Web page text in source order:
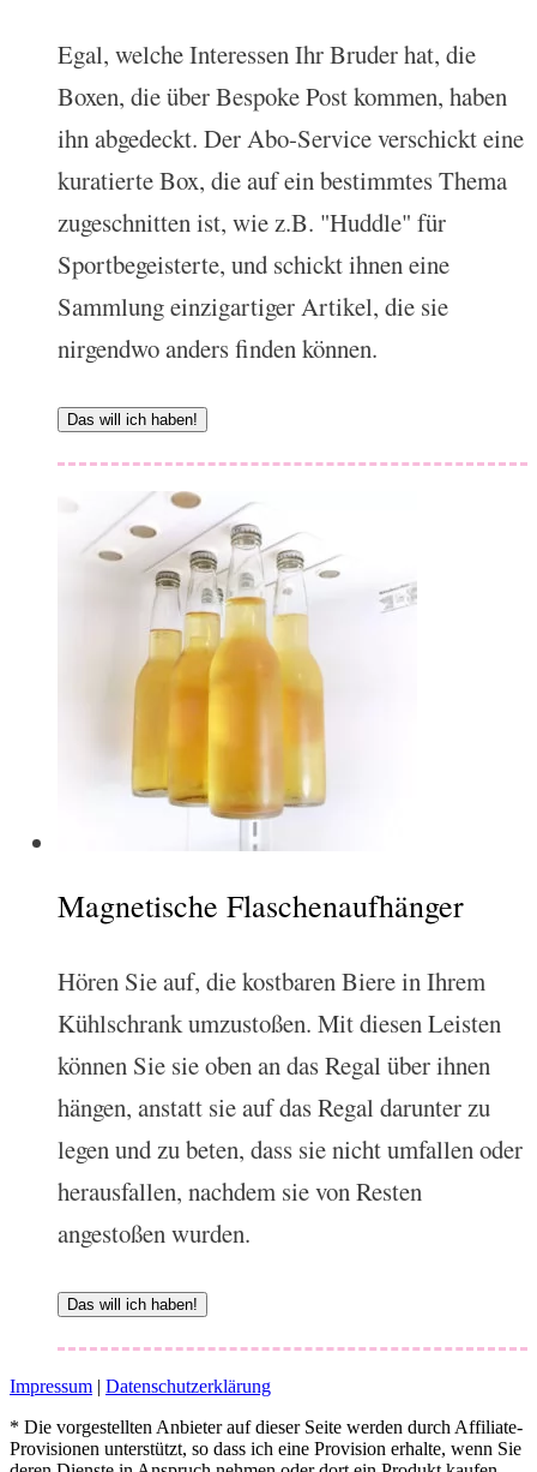
Egal, welche Interessen Ihr Bruder hat, die
Boxen, die über Bespoke Post kommen, haben
ihn abgedeckt. Der Abo-Service verschickt eine
kuratierte Box, die auf ein bestimmtes Thema
zugeschnitten ist, wie z.B. "Huddle" für
Sportbegeisterte, und schickt ihnen eine
Sammlung einzigartiger Artikel, die sie
nirgendwo anders finden können.
Das will ich haben!
Magnetische Flaschenaufhänger
Hören Sie auf, die kostbaren Biere in Ihrem
Kühlschrank umzustoßen. Mit diesen Leisten
können Sie sie oben an das Regal über ihnen
hängen, anstatt sie auf das Regal darunter zu
legen und zu beten, dass sie nicht umfallen oder
herausfallen, nachdem sie von Resten
angestoßen wurden.
Das will ich haben!
Impressum | Datenschutzerklärung
* Die vorgestellten Anbieter auf dieser Seite werden durch Affiliate-
Provisionen unterstützt, so dass ich eine Provision erhalte, wenn Sie